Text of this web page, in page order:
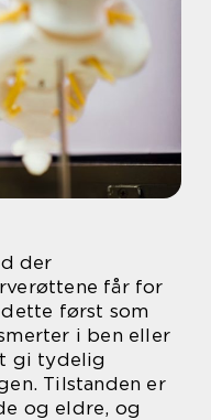
der
får for
først som
i ben eller
gi tydelig
Tilstanden er
og eldre, og